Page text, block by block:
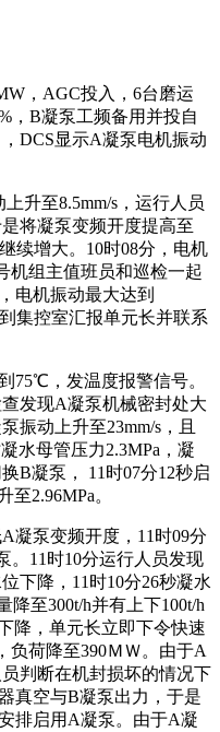
，AGC投入，6台磨运
，B凝泵工频备用并投自
DCS显示A凝泵电机振动
升至8.5mm/s，运行人员
将凝泵变频开度提高至
续增大。10时08分，电机
机组主值班员和巡检一起
电机振动最大达到
集控室汇报单元长并联系
75℃，发温度报警信号。
发现A凝泵机械密封处大
振动上升至23mm/s，且
水母管压力2.3MPa，凝
B凝泵， 11时07分12秒启
2.96MPa。
凝泵变频开度，11时09分
。11时10分运行人员发现
下降，11时10分26秒凝水
降至300t/h并有上下100t/h
降，单元长立即下令快速
负荷降至390ＭＷ。由于A
判断在机封损坏的情况下
真空与B凝泵出力，于是
排启用A凝泵。由于A凝